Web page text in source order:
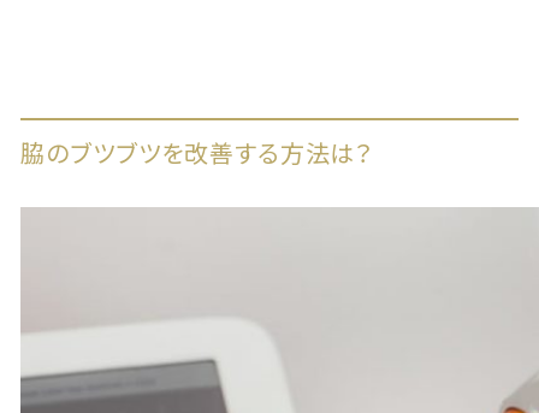
脇のブツブツを改善する方法は？